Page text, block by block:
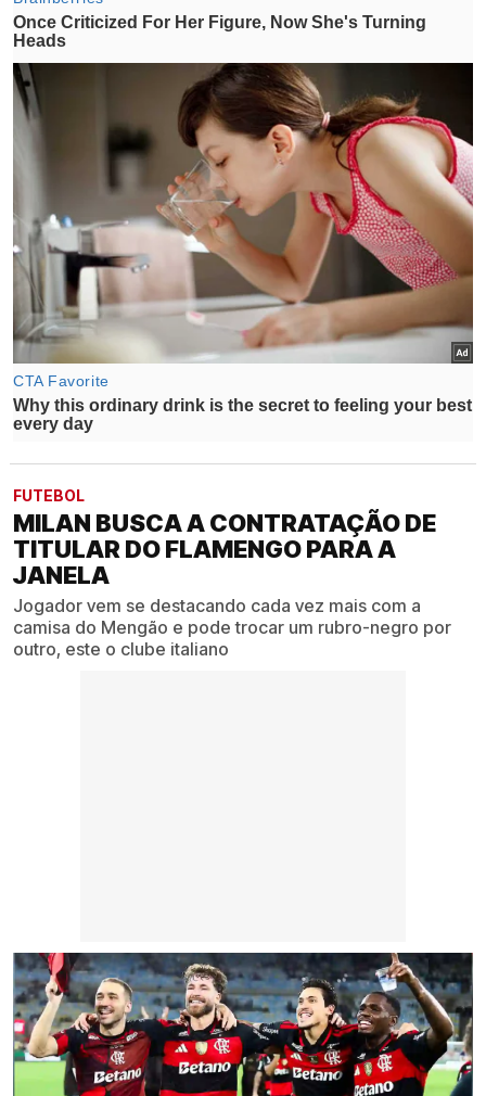
FUTEBOL
MILAN BUSCA A CONTRATAÇÃO DE
TITULAR DO FLAMENGO PARA A
JANELA
Jogador vem se destacando cada vez mais com a
camisa do Mengão e pode trocar um rubro-negro por
outro, este o clube italiano